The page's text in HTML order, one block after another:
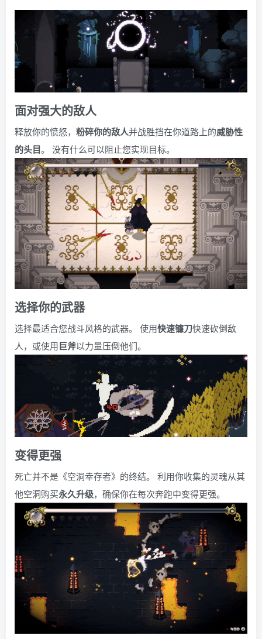
面对强大的敌人
释放你的愤怒， 粉碎你的敌人并战胜挡在你道路上的威胁性
的头目。 没有什么可以阻止您实现目标。
选择你的武器
选择最适合您战斗风格的武器。 使用快速镰刀快速砍倒敌
人，或使用巨斧以力量压倒他们。
变得更强
死亡并不是《空洞幸存者》的终结。 利用你收集的灵魂从其
他空洞购买永久升级，确保你在每次奔跑中变得更强。